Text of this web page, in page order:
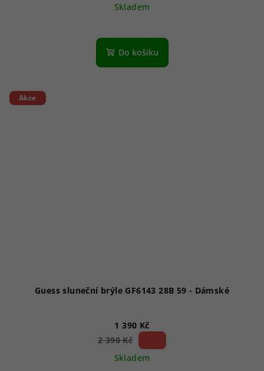
Skladem
Do košíku
Akce
Guess sluneční brýle GF6143 28B 59 - Dámské
1 390 Kč
2 390 Kč
Skladem